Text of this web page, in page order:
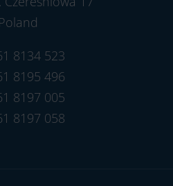
Poland
8134 523
8195 496
8197 005
8197 058